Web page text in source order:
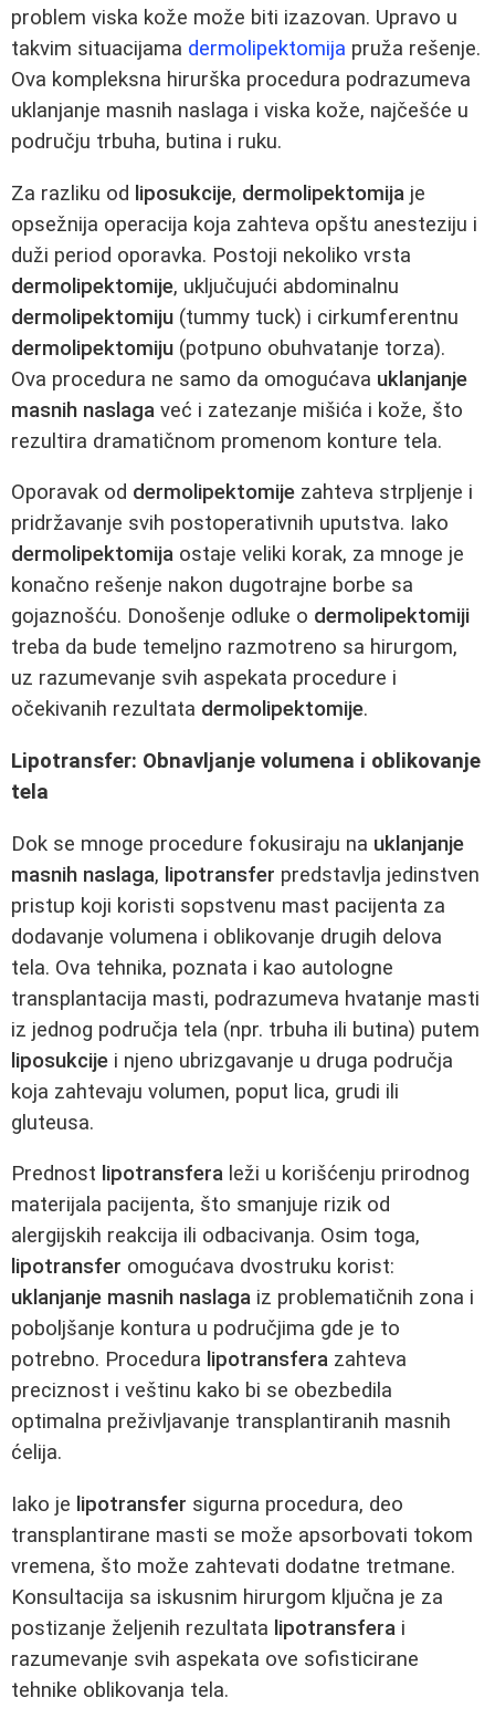
problem viska kože može biti izazovan. Upravo u
takvim situacijama dermolipektomija pruža rešenje.
Ova kompleksna hirurška procedura podrazumeva
uklanjanje masnih naslaga i viska kože, najčešće u
području trbuha, butina i ruku.
Za razliku od liposukcije, dermolipektomija je
opsežnija operacija koja zahteva opštu anesteziju i
duži period oporavka. Postoji nekoliko vrsta
dermolipektomije, uključujući abdominalnu
dermolipektomiju (tummy tuck) i cirkumferentnu
dermolipektomiju (potpuno obuhvatanje torza).
Ova procedura ne samo da omogućava uklanjanje
masnih naslaga već i zatezanje mišića i kože, što
rezultira dramatičnom promenom konture tela.
Oporavak od dermolipektomije zahteva strpljenje i
pridržavanje svih postoperativnih uputstva. Iako
dermolipektomija ostaje veliki korak, za mnoge je
konačno rešenje nakon dugotrajne borbe sa
gojaznošću. Donošenje odluke o dermolipektomiji
treba da bude temeljno razmotreno sa hirurgom,
uz razumevanje svih aspekata procedure i
očekivanih rezultata dermolipektomije.
Lipotransfer: Obnavljanje volumena i oblikovanje
tela
Dok se mnoge procedure fokusiraju na uklanjanje
masnih naslaga, lipotransfer predstavlja jedinstven
pristup koji koristi sopstvenu mast pacijenta za
dodavanje volumena i oblikovanje drugih delova
tela. Ova tehnika, poznata i kao autologne
transplantacija masti, podrazumeva hvatanje masti
iz jednog područja tela (npr. trbuha ili butina) putem
liposukcije i njeno ubrizgavanje u druga područja
koja zahtevaju volumen, poput lica, grudi ili
gluteusa.
Prednost lipotransfera leži u korišćenju prirodnog
materijala pacijenta, što smanjuje rizik od
alergijskih reakcija ili odbacivanja. Osim toga,
lipotransfer omogućava dvostruku korist:
uklanjanje masnih naslaga iz problematičnih zona i
poboljšanje kontura u područjima gde je to
potrebno. Procedura lipotransfera zahteva
preciznost i veštinu kako bi se obezbedila
optimalna preživljavanje transplantiranih masnih
ćelija.
Iako je lipotransfer sigurna procedura, deo
transplantirane masti se može apsorbovati tokom
vremena, što može zahtevati dodatne tretmane.
Konsultacija sa iskusnim hirurgom ključna je za
postizanje željenih rezultata lipotransfera i
razumevanje svih aspekata ove sofisticirane
tehnike oblikovanja tela.